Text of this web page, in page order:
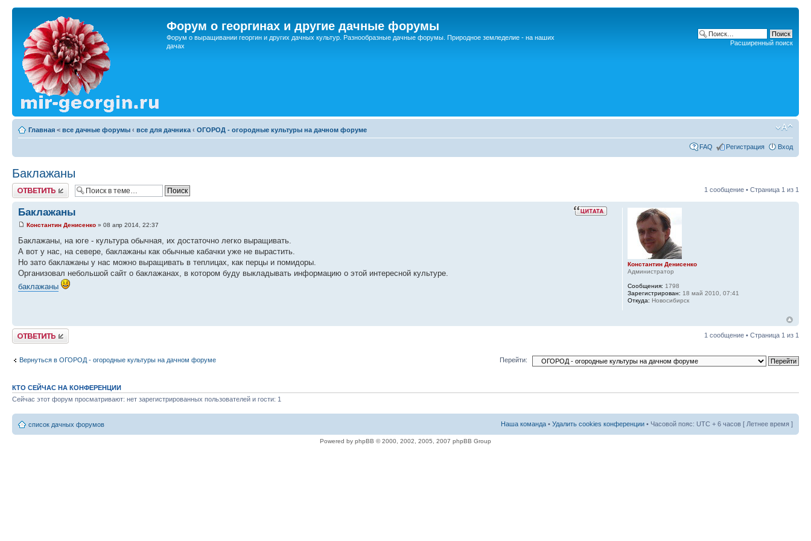
Форум о георгинах и другие дачные форумы
Форум о выращивании георгин и других дачных культур. Разнообразные дачные форумы. Природное земледелие - на наших
дачах
Расширенный поиск
Главная < все дачные форумы ‹ все для дачника ‹ ОГОРОД - огородные культуры на дачном форуме
FAQ Регистрация Вход
Баклажаны
Ответить 1 сообщение • Страница 1 из 1
Баклажаны
Константин Денисенко » 08 апр 2014, 22:37
Баклажаны, на юге - культура обычная, их достаточно легко выращивать.
А вот у нас, на севере, баклажаны как обычные кабачки уже не вырастить.
Но зато баклажаны у нас можно выращивать в теплицах, как перцы и помидоры.
Организовал небольшой сайт о баклажанах, в котором буду выкладывать информацию о этой интересной культуре.
баклажаны
Константин Денисенко
Администратор
Сообщения: 1798
Зарегистрирован: 18 май 2010, 07:41
Откуда: Новосибирск
Ответить 1 сообщение • Страница 1 из 1
Вернуться в ОГОРОД - огородные культуры на дачном форуме Перейти:
КТО СЕЙЧАС НА КОНФЕРЕНЦИИ
Сейчас этот форум просматривают: нет зарегистрированных пользователей и гости: 1
список дачных форумов Наша команда • Удалить cookies конференции • Часовой пояс: UTC + 6 часов [ Летнее время ]
Powered by phpBB © 2000, 2002, 2005, 2007 phpBB Group